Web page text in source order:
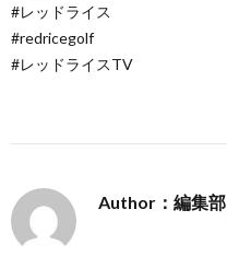
#レッドライス
#redricegolf
#レッドライスTV
Author：編集部